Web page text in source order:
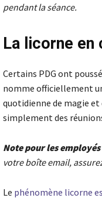
pendant la séance.
La licorne en
Certains PDG ont
nomme officiellement
quotidienne de magie et
simplement des
Note pour les employés
votre boîte email,
Le phénomène licorne